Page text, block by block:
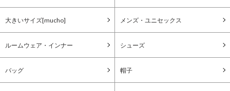
大きいサイズ[mucho] メンズ・ユニセックス
ルームウェア・インナー シューズ
バッグ 帽子